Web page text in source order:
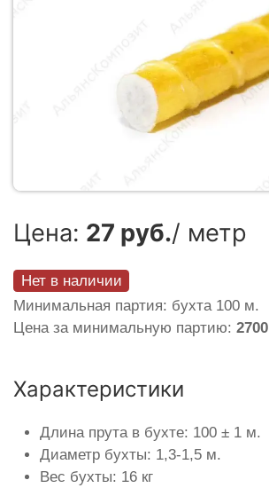
Цена: 27 руб./ метр
Нет в наличии
Минимальная партия: бухта 100 м.
Цена за минимальную партию: 2700
Характеристики
Длина прута в бухте: 100 ± 1 м.
Диаметр бухты: 1,3-1,5 м.
Вес бухты: 16 кг